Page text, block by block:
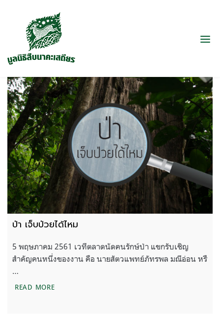
ป่า เจ็บป่วยได้ไหม
5 พฤษภาคม 2561 เวทีตลาดนัดฅนรักษ์ป่า แขกรับเชิญ
สำคัญคนหนึ่งของงาน คือ นายสัตวแพทย์ภัทรพล มณีอ่อน หรื
…
READ MOREป่า เจ็บป่วยได้ไหม